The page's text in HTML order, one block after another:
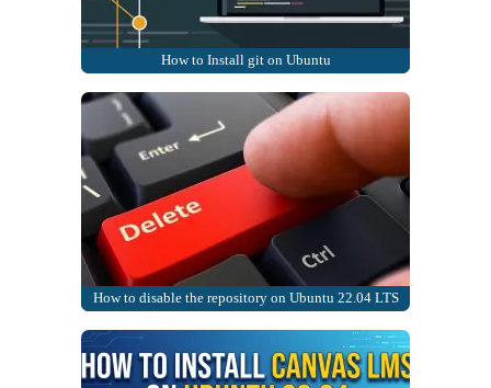
How to Install git on Ubuntu
How to disable the repository on Ubuntu 22.04 LTS